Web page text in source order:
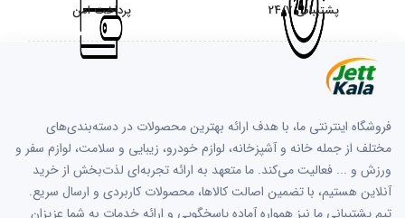
پشتیبانی 24/7 پرداخت امن
فروشگاه اینترنتی ما، با هدف ارائه بهترین محصولات در دسته‌بندی‌های
مختلف از جمله خانه و آشپزخانه، لوازم خودرو، زیبایی و سلامت، لوازم سفر و
ورزش و ... فعالیت می‌کند. ما متعهد به ارائه تجربه‌ای لذت‌بخش از خرید
آنلاین هستیم، با تضمین اصالت کالاها، محصولات کاربردی و ارسال سریع.
تیم پشتیبانی ما نیز همواره آماده پاسخگویی و ارائه خدمات به شما عزیزان